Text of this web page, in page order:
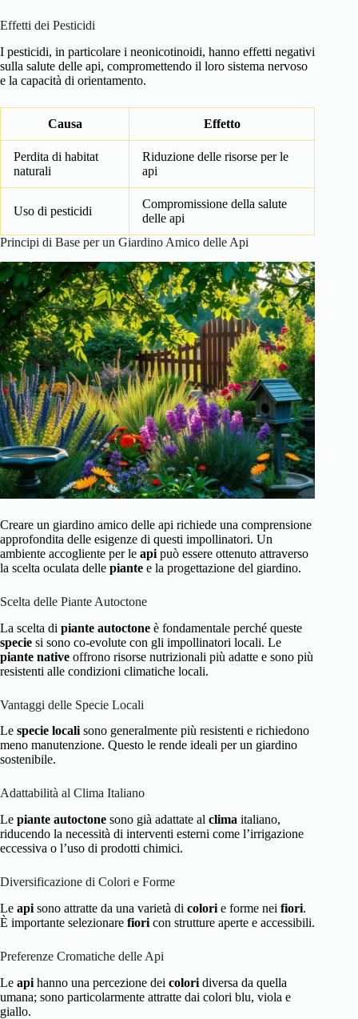
Effetti dei Pesticidi
I pesticidi, in particolare i neonicotinoidi, hanno effetti negativi
sulla salute delle api, compromettendo il loro sistema nervoso
e la capacità di orientamento.
Causa Effetto
Perdita di habitat
naturali
Riduzione delle risorse per le
api
Uso di pesticidi
Compromissione della salute
delle api
Principi di Base per un Giardino Amico delle Api
Creare un giardino amico delle api richiede una comprensione
approfondita delle esigenze di questi impollinatori. Un
ambiente accogliente per le api può essere ottenuto attraverso
la scelta oculata delle piante e la progettazione del giardino.
Scelta delle Piante Autoctone
La scelta di piante autoctone è fondamentale perché queste
specie si sono co-evolute con gli impollinatori locali. Le
piante native offrono risorse nutrizionali più adatte e sono più
resistenti alle condizioni climatiche locali.
Vantaggi delle Specie Locali
Le specie locali sono generalmente più resistenti e richiedono
meno manutenzione. Questo le rende ideali per un giardino
sostenibile.
Adattabilità al Clima Italiano
Le piante autoctone sono già adattate al clima italiano,
riducendo la necessità di interventi esterni come l’irrigazione
eccessiva o l’uso di prodotti chimici.
Diversificazione di Colori e Forme
Le api sono attratte da una varietà di colori e forme nei fiori.
È importante selezionare fiori con strutture aperte e accessibili.
Preferenze Cromatiche delle Api
Le api hanno una percezione dei colori diversa da quella
umana; sono particolarmente attratte dai colori blu, viola e
giallo.